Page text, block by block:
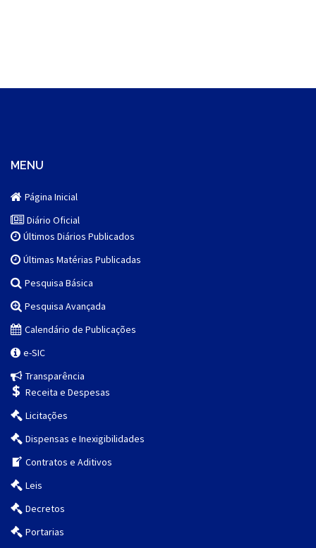
MENU
Página Inicial
Diário Oficial
Últimos Diários Publicados
Últimas Matérias Publicadas
Pesquisa Básica
Pesquisa Avançada
Calendário de Publicações
e-SIC
Transparência
Receita e Despesas
Licitações
Dispensas e Inexigibilidades
Contratos e Aditivos
Leis
Decretos
Portarias